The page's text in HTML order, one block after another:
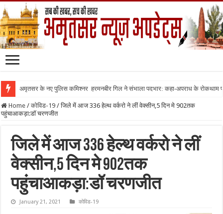
अमृतसर के नए पुलिस कमिश्नर हरमनबीर गिल ने संभाला पदभार: कहा-अपराध के रोकथाम
Home / कोविड-19 / जिले में आज 336 हेल्थ वर्करो ने लीं वेक्सीन,5 दिन मे 902तक
पहुंचाआकड़ा:डॉ चरणजीत
जिले में आज 336 हेल्थ वर्करो ने लीं
वेक्सीन,5 दिन मे 902तक
पहुंचाआकड़ा:डॉ चरणजीत
January 21, 2021 कोविड-19